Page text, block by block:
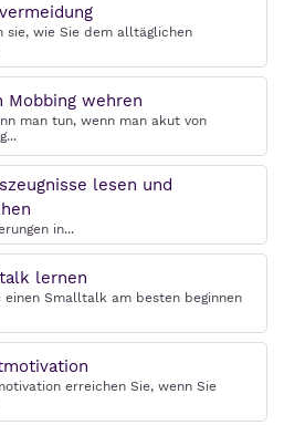
sie, wie Sie dem alltäglichen
Mobbing wehren
man tun, wenn man akut von
lesen und
in...
lernen
einen Smalltalk am besten beginnen
erreichen Sie, wenn Sie